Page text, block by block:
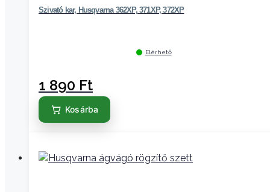
Szivató kar, Husqvarna 362XP, 371XP, 372XP
Elérhető
1 890 Ft
Kosárba